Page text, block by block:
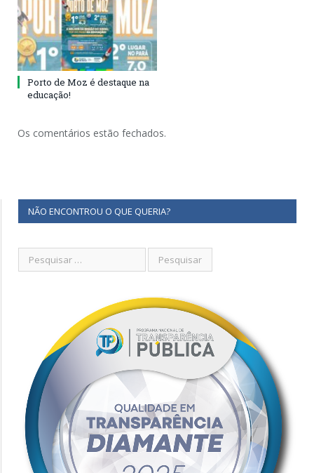
Porto de Moz é destaque na
educação!
Os comentários estão fechados.
NÃO ENCONTROU O QUE QUERIA?